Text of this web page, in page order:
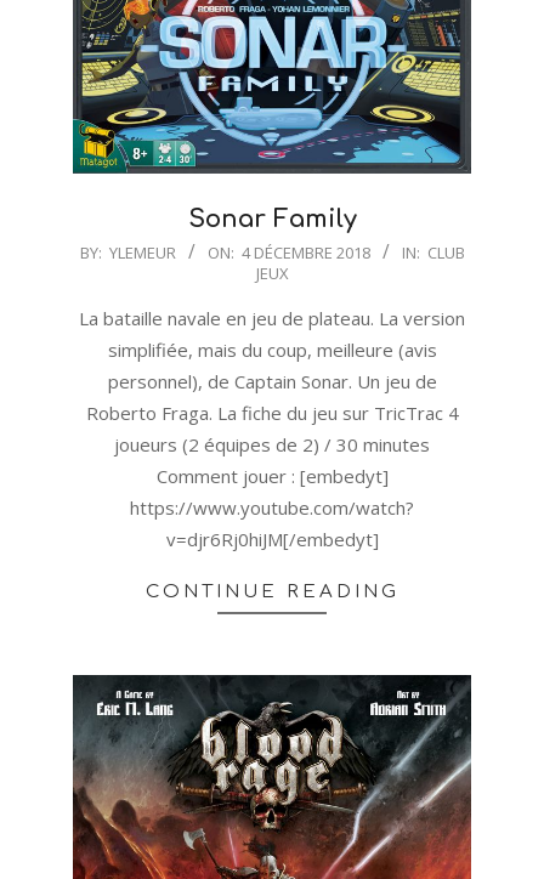
Sonar Family
2018-
04
BY: YLEMEUR ON: 4 DÉCEMBRE 2018 IN: CLUB
JEUX
La bataille navale en jeu de plateau. La version
simplifiée, mais du coup, meilleure (avis
personnel), de Captain Sonar. Un jeu de
Roberto Fraga. La fiche du jeu sur TricTrac 4
joueurs (2 équipes de 2) / 30 minutes
Comment jouer : [embedyt]
https://www.youtube.com/watch?
v=djr6Rj0hiJM[/embedyt]
CONTINUE READING